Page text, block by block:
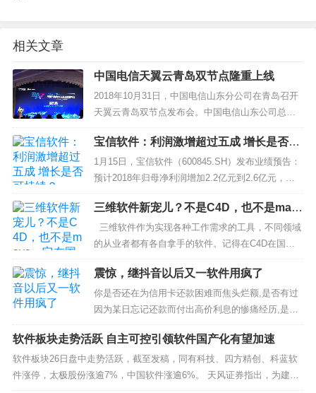
相关文章
中国电信天翼云青岛双节点隆重上线
2018年10月31日，中国电信山东分公司在青岛召开
天翼云青岛双节点发布会。中国电信山东公司总经
理姜弘民、中国电信云计算分公司副总经理冀晖、
华为中国区电信系统部副部长张修征、华为中国区
电信系统部...
宝信软件：利润激增超过五成 增长是否可
持续？
1月15日，宝信软件（600845.SH）发布业绩预告：
预计2018年归母净利润增加2.2亿元到2.6亿元，同
比增加51.73％-61.14％，利润中位数约6.65亿元。
根据公告，公司...
三维软件新宠儿？不是C4D，也不是may
a，它在国外越来越多人用了
三维软件作为实现各种工作需求的工具，不同领域
的从业者都有各自拿手的软件。记得在C4D在国外
开始流行的时候，在国内还很少有人使用，甚至很
多人都不知道有这个软件，而在...
震惊，继抖音以后又一软件用疯了
你是否还在为信用卡还款困难而焦头烂额,是否有过
因为某日忘记还款而付出高价利息的惨痛经历,是否
因为信用卡账单不够美化而很难提额。现在就有这
么一款软件,解你燃眉之急,让你不再为...
软件板块走势活跃 自主可控引领软件国产化有望加速
软件板块26日盘中走势活跃，截至发稿，同有科技、四方精创、科蓝软
件涨停，太极股份涨逾7%，中国软件涨逾6%。 天风证券指出，为建设